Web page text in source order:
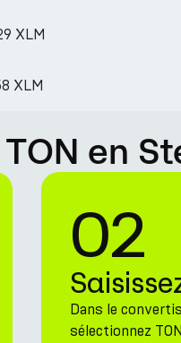
XLM
XLM
en
02
Dans le
sélectionnez